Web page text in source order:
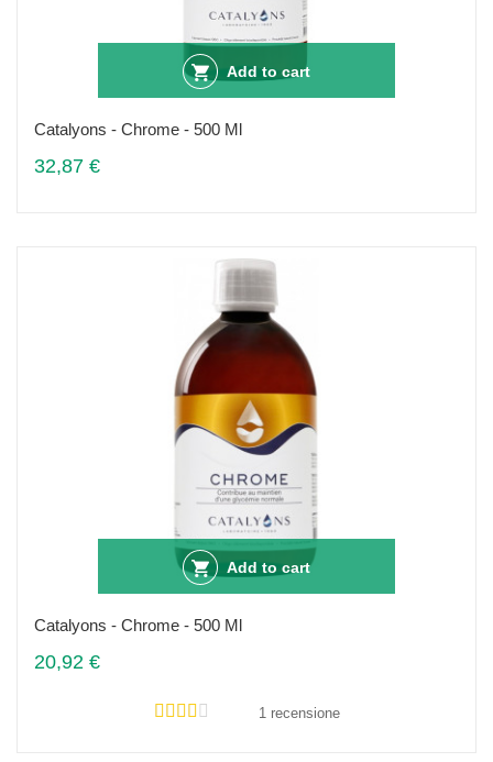
Add to cart
Catalyons - Chrome - 500 Ml
32,87 €
Add to cart
Catalyons - Chrome - 500 Ml
20,92 €
1 recensione